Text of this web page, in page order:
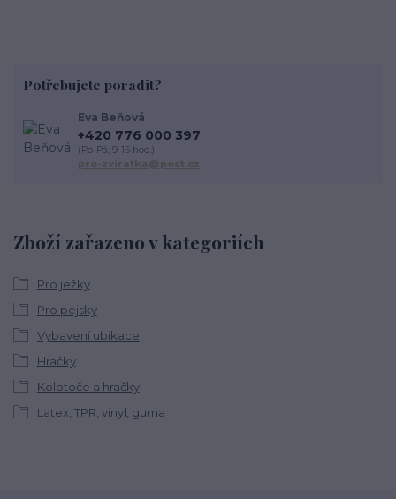
Zboží zařazeno v kategoriích
Pro ježky
Pro pejsky
Vybavení ubikace
Hračky
Kolotoče a hračky
Latex, TPR, vinyl, guma
Potřebujete poradit?
Eva Beňová
+420 776 000 397
(Po-Pá, 9-15 hod.)
pro-zviratka@post.cz